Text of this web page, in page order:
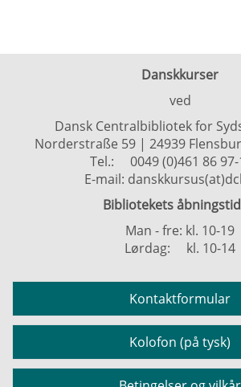
Danskkurser
ved
Dansk Centralbibliotek for
Norderstraße 59 | 24939
Tel.: 0049 (0)461 86
E-mail:
Bibliotekets
Man - fre: kl. 10-19
Lørdag: kl. 10-14
Kontaktformular
Kolofon (på tysk)